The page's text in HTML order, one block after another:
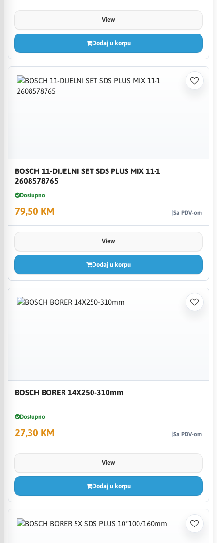
View
Dodaj u korpu
BOSCH 11-DIJELNI SET SDS PLUS MIX 11-1
2608578765
Dostupno
79,50 KM Sa PDV-om
View
Dodaj u korpu
BOSCH BORER 14X250-310mm
Dostupno
27,30 KM Sa PDV-om
View
Dodaj u korpu